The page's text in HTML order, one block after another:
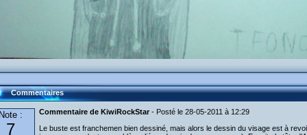
Commentaires
Note :
7
Commentaire de KiwiRockStar - Posté le 28-05-2011 à 12:29
Le buste est franchemen bien dessiné, mais alors le dessin du visage est à